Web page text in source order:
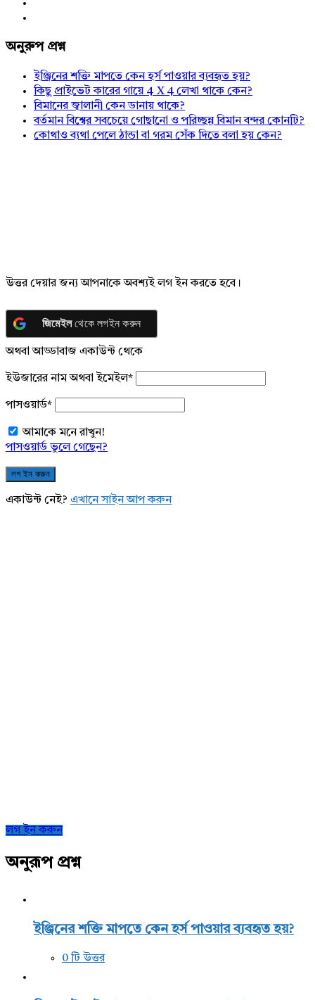
অনুরুপ প্রশ্ন
ইঞ্জিনের শক্তি মাপতে কেন হর্স পাওয়ার ব্যবহৃত হয়?
কিছু প্রাইভেট কারের গায়ে 4 X 4 লেখা থাকে কেন?
বিমানের জ্বালানী কেন ডানায় থাকে?
বর্তমান বিশ্বের সবচেয়ে গোছানো ও পরিচ্ছন্ন বিমান বন্দর কোনটি?
কোথাও ব্যথা পেলে ঠান্ডা বা গরম সেঁক দিতে বলা হয় কেন?
উত্তর দেয়ার জন্য আপনাকে অবশ্যই লগ ইন করতে হবে।
জিমেইলথেকে লগইন করুন
অথবা আড্ডাবাজ একাউন্ট থেকে
ইউজারের নাম অথবা ইমেইল*
পাসওয়ার্ড*
আমাকে মনে রাখুন!
পাসওয়ার্ড ভুলে গেছেন?
একাউন্ট নেই? এখানে সাইন আপ করুন
Sidebar
লগ ইন করুন
অনুরূপ প্রশ্ন
ইঞ্জিনের শক্তি মাপতে কেন হর্স পাওয়ার ব্যবহৃত হয়?
0 টি উত্তর